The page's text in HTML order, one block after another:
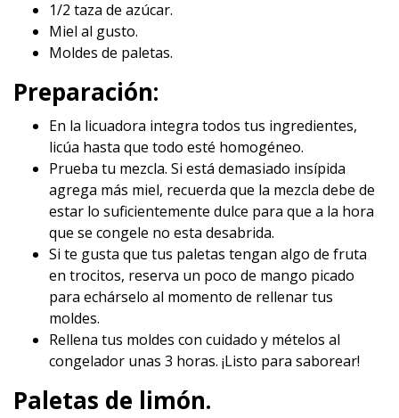
1/2 taza de azúcar.
Miel al gusto.
Moldes de paletas.
Preparación:
En la licuadora integra todos tus ingredientes,
licúa hasta que todo esté homogéneo.
Prueba tu mezcla. Si está demasiado insípida
agrega más miel, recuerda que la mezcla debe de
estar lo suficientemente dulce para que a la hora
que se congele no esta desabrida.
Si te gusta que tus paletas tengan algo de fruta
en trocitos, reserva un poco de mango picado
para echárselo al momento de rellenar tus
moldes.
Rellena tus moldes con cuidado y mételos al
congelador unas 3 horas. ¡Listo para saborear!
Paletas de limón.